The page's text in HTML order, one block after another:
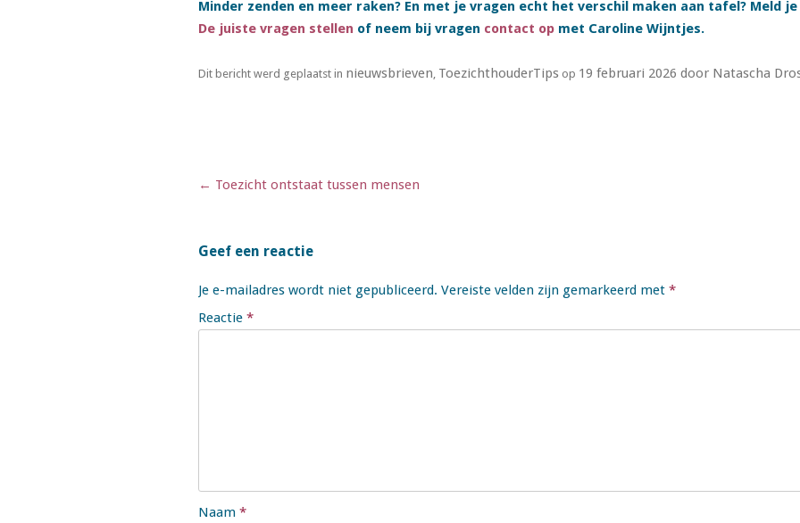
Minder zenden en meer raken? En met je vragen echt het verschil maken aan tafel? Meld
De juiste vragen stellen of neem bij vragen contact op met Caroline Wijntjes.
Dit bericht werd geplaatst in nieuwsbrieven, ToezichthouderTips op 19 februari 2026 door Natascha
Berichtnavigatie
← Toezicht ontstaat tussen mensen
Geef een reactie
Je e-mailadres wordt niet gepubliceerd. Vereiste velden zijn gemarkeerd met *
Reactie *
Naam *